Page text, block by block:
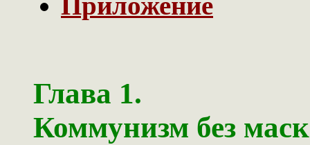
Глава 1.
Коммунизм без